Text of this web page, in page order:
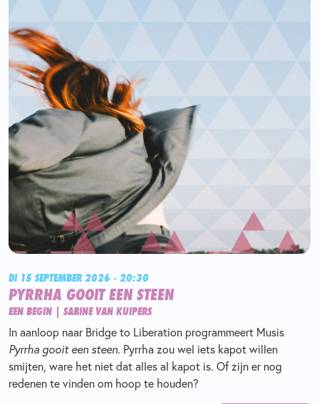
DI 15 SEPTEMBER 2026 - 20:30
PYRRHA GOOIT EEN STEEN
EEN BEGIN | SABINE VAN KUIPERS
In aanloop naar Bridge to Liberation programmeert Musis
Pyrrha gooit een steen. Pyrrha zou wel iets kapot willen
smijten, ware het niet dat alles al kapot is. Of zijn er nog
redenen te vinden om hoop te houden?